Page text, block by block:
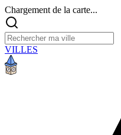
Chargement de la carte...
VILLES